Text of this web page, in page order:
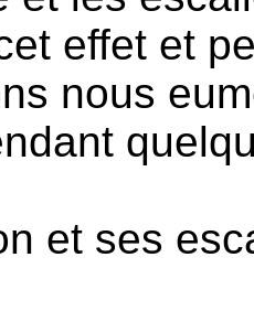
effet et
nous
et ses